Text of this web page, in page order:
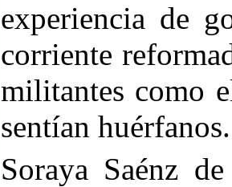
experiencia de
corriente
militantes como
sentían huérfanos.
Soraya Saénz